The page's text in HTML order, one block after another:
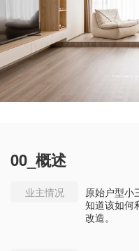
00_概述
业主情况
原始户型小
知道该如何
改造。